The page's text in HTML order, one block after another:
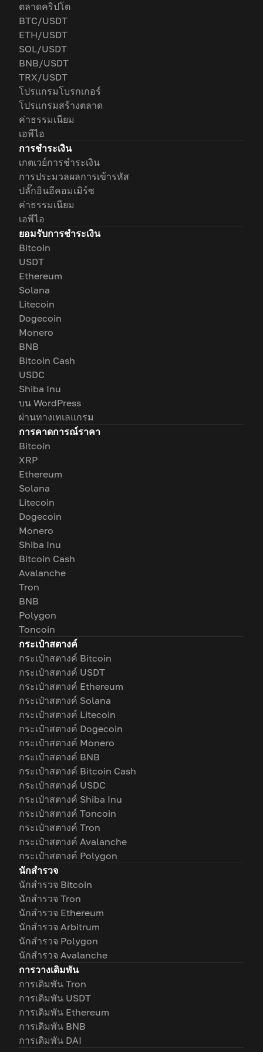
ตลาดคริปโต
BTC/USDT
ETH/USDT
SOL/USDT
BNB/USDT
TRX/USDT
โปรแกรมโบรกเกอร์
โปรแกรมสร้างตลาด
ค่าธรรมเนียม
เอพีไอ
การชำระเงิน
เกตเวย์การชำระเงิน
การประมวลผลการเข้ารหัส
ปลั๊กอินอีคอมเมิร์ซ
ค่าธรรมเนียม
เอพีไอ
ยอมรับการชำระเงิน
Bitcoin
USDT
Ethereum
Solana
Litecoin
Dogecoin
Monero
BNB
Bitcoin Cash
USDC
Shiba Inu
บน WordPress
ผ่านทางเทเลแกรม
การคาดการณ์ราคา
Bitcoin
XRP
Ethereum
Solana
Litecoin
Dogecoin
Monero
Shiba Inu
Bitcoin Cash
Avalanche
Tron
BNB
Polygon
Toncoin
กระเป๋าสตางค์
กระเป๋าสตางค์ Bitcoin
กระเป๋าสตางค์ USDT
กระเป๋าสตางค์ Ethereum
กระเป๋าสตางค์ Solana
กระเป๋าสตางค์ Litecoin
กระเป๋าสตางค์ Dogecoin
กระเป๋าสตางค์ Monero
กระเป๋าสตางค์ BNB
กระเป๋าสตางค์ Bitcoin Cash
กระเป๋าสตางค์ USDC
กระเป๋าสตางค์ Shiba Inu
กระเป๋าสตางค์ Toncoin
กระเป๋าสตางค์ Tron
กระเป๋าสตางค์ Avalanche
กระเป๋าสตางค์ Polygon
นักสำรวจ
นักสำรวจ Bitcoin
นักสำรวจ Tron
นักสำรวจ Ethereum
นักสำรวจ Arbitrum
นักสำรวจ Polygon
นักสำรวจ Avalanche
การวางเดิมพัน
การเดิมพัน Tron
การเดิมพัน USDT
การเดิมพัน Ethereum
การเดิมพัน BNB
การเดิมพัน DAI